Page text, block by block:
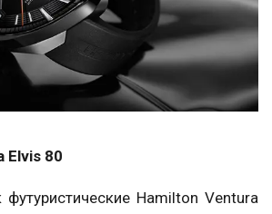
Elvis 80
Hamilton Ventura